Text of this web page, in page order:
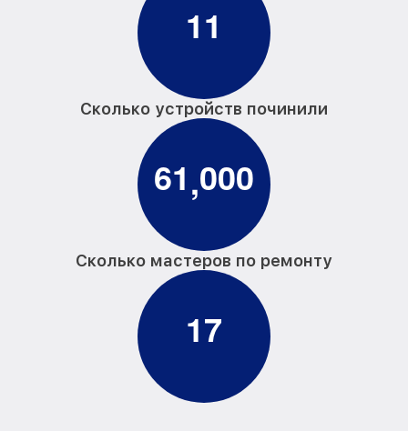
11
Сколько устройств починили
61,000
Сколько мастеров по ремонту
17